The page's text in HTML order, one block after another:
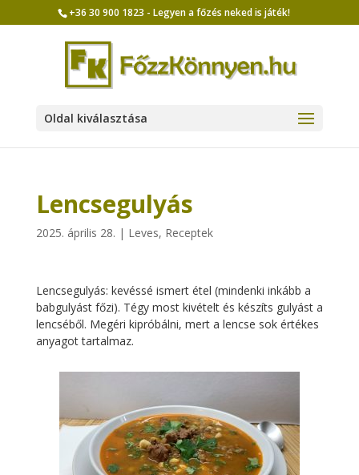
+36 30 900 1823 - Legyen a főzés neked is játék!
Oldal kiválasztása
Lencsegulyás
2025. április 28. | Leves, Receptek
Lencsegulyás: kevéssé ismert étel (mindenki inkább a
babgulyást főzi). Tégy most kivételt és készíts gulyást a
lencséből. Megéri kipróbálni, mert a lencse sok értékes
anyagot tartalmaz.